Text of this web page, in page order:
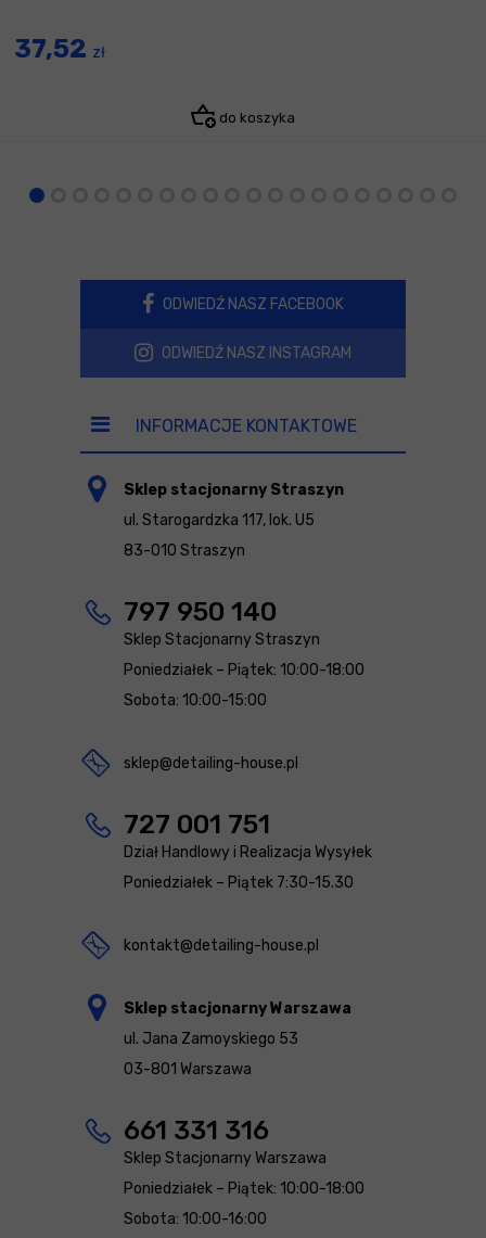
37,52 zł
do koszyka
ODWIEDŹ NASZ FACEBOOK
ODWIEDŹ NASZ INSTAGRAM
INFORMACJE KONTAKTOWE
Sklep stacjonarny Straszyn
ul. Starogardzka 117, lok. U5
83-010 Straszyn
797 950 140
Sklep Stacjonarny Straszyn
Poniedziałek – Piątek: 10:00-18:00
Sobota: 10:00-15:00
sklep@detailing-house.pl
727 001 751
Dział Handlowy i Realizacja Wysyłek
Poniedziałek – Piątek 7:30-15.30
kontakt@detailing-house.pl
Sklep stacjonarny Warszawa
ul. Jana Zamoyskiego 53
03-801 Warszawa
661 331 316
Sklep Stacjonarny Warszawa
Poniedziałek – Piątek: 10:00-18:00
Sobota: 10:00-16:00